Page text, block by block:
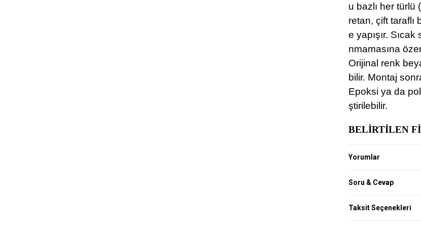
u bazlı her türlü
retan, çift taraflı
e yapışır. Sıcak
nmamasına
Orijinal renk
bilir. Montaj
Epoksi ya da
ştirilebilir.
BELİRTİLEN
Yorumlar
Soru & Cevap
Taksit Seçenekleri